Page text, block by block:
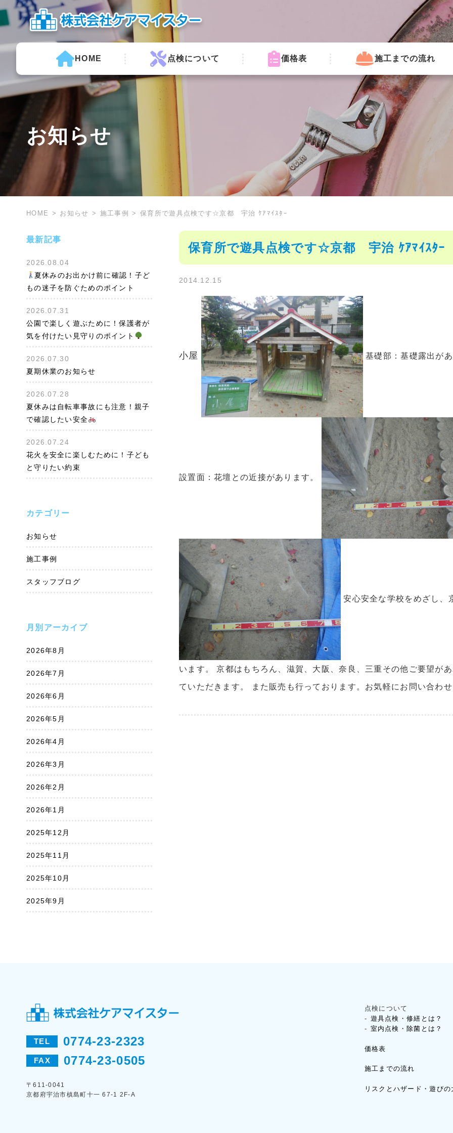
HOME 点検について 価格表 施工までの流れ
お知らせ
HOME お知らせ 施工事例 保育所で遊具点検です☆京都 宇治 ｹｱﾏｲｽﾀｰ
最新記事
2026.08.04
夏休みのお出かけ前に確認！子ど
もの迷子を防ぐためのポイント
2026.07.31
公園で楽しく遊ぶために！保護者が
気を付けたい見守りのポイント
2026.07.30
夏期休業のお知らせ
2026.07.28
夏休みは自転車事故にも注意！親子
で確認したい安全
2026.07.24
花火を安全に楽しむために！子ども
と守りたい約束
カテゴリー
お知らせ
施工事例
スタッフブログ
月別アーカイブ
2026年8月
2026年7月
2026年6月
2026年5月
2026年4月
2026年3月
2026年2月
2026年1月
2025年12月
2025年11月
2025年10月
2025年9月
保育所で遊具点検です☆京都 宇治 ｹｱﾏｲｽﾀｰ
2014.12.15
小屋 基礎部：基礎露出が
設置面：花壇との近接があります。
安心安全な学校をめざし
います。 京都はもちろん、滋賀、大阪、奈良、三重その他ご要望が
ていただきます。 また販売も行っております。お気軽にお問い合わせ
TEL 0774-23-2323
FAX 0774-23-0505
〒611-0041
京都府宇治市槙島町十一 67-1 2F-A
点検について
遊具点検・修繕とは？
室内点検・除菌とは？
価格表
施工までの流れ
リスクとハザード・遊びの